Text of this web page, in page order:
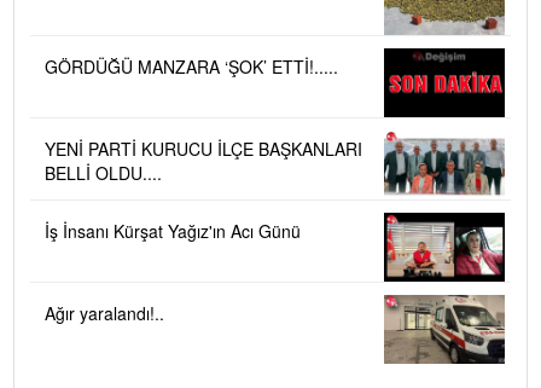
GÖRDÜĞÜ MANZARA ‘ŞOK’ ETTİ!.....
YENİ PARTİ KURUCU İLÇE BAŞKANLARI
BELLİ OLDU....
İş İnsanı Kürşat Yağız'ın Acı Günü
Ağır yaralandı!..